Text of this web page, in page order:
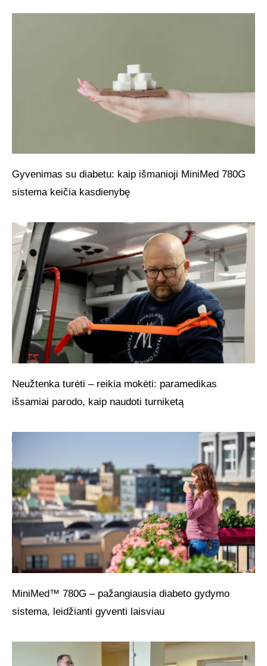
Gyvenimas su diabetu: kaip išmanioji MiniMed 780G
sistema keičia kasdienybę
Neužtenka turėti – reikia mokėti: paramedikas
išsamiai parodo, kaip naudoti turniketą
MiniMed™ 780G – pažangiausia diabeto gydymo
sistema, leidžianti gyventi laisviau